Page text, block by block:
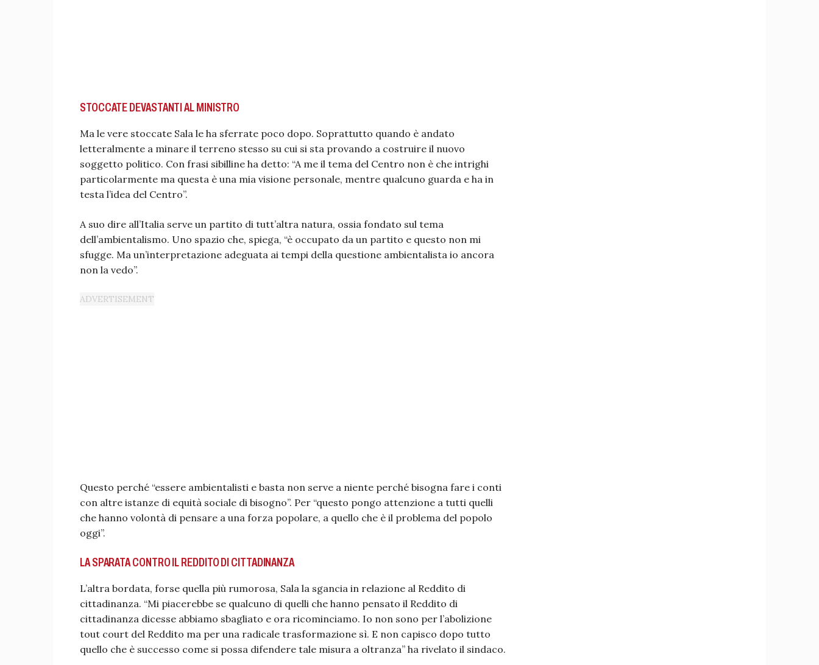
STOCCATE DEVASTANTI AL MINISTRO
Ma le vere stoccate Sala le ha sferrate poco dopo. Soprattutto quando è andato
letteralmente a minare il terreno stesso su cui si sta provando a costruire il nuovo
soggetto politico. Con frasi sibilline ha detto: “A me il tema del Centro non è che intrighi
particolarmente ma questa è una mia visione personale, mentre qualcuno guarda e ha in
testa l’idea del Centro”.
A suo dire all’Italia serve un partito di tutt’altra natura, ossia fondato sul tema
dell’ambientalismo. Uno spazio che, spiega, “è occupato da un partito e questo non mi
sfugge. Ma un’interpretazione adeguata ai tempi della questione ambientalista io ancora
non la vedo”.
Questo perché “essere ambientalisti e basta non serve a niente perché bisogna fare i conti
con altre istanze di equità sociale di bisogno”. Per “questo pongo attenzione a tutti quelli
che hanno volontà di pensare a una forza popolare, a quello che è il problema del popolo
oggi”.
LA SPARATA CONTRO IL REDDITO DI CITTADINANZA
L’altra bordata, forse quella più rumorosa, Sala la sgancia in relazione al Reddito di
cittadinanza. “Mi piacerebbe se qualcuno di quelli che hanno pensato il Reddito di
cittadinanza dicesse abbiamo sbagliato e ora ricominciamo. Io non sono per l’abolizione
tout court del Reddito ma per una radicale trasformazione sì. E non capisco dopo tutto
quello che è successo come si possa difendere tale misura a oltranza” ha rivelato il sindaco.